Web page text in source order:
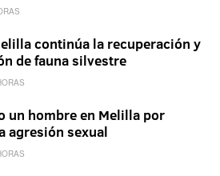
continúa la recuperación y
de fauna silvestre
un hombre en Melilla por
agresión sexual